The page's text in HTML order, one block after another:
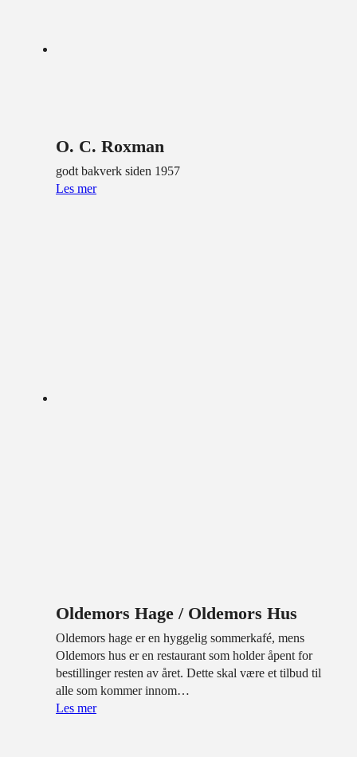
O. C. Roxman
godt bakverk siden 1957
Les mer
Oldemors Hage / Oldemors Hus
Oldemors hage er en hyggelig sommerkafé, mens
Oldemors hus er en restaurant som holder åpent for
bestillinger resten av året. Dette skal være et tilbud til
alle som kommer innom…
Les mer